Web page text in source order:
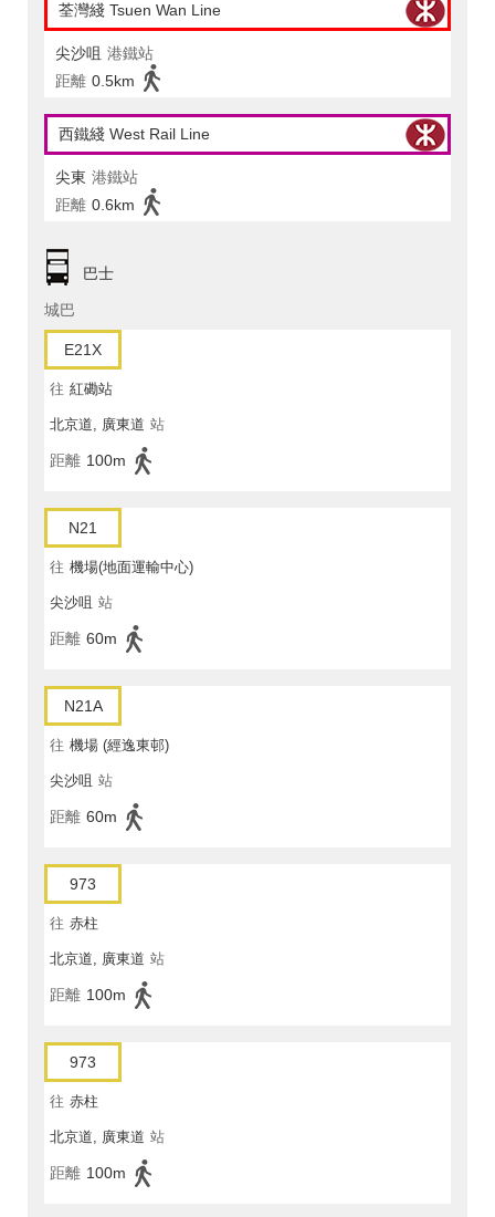
荃灣綫 Tsuen Wan Line
尖沙咀 港鐵站
距離 0.5km
西鐵綫 West Rail Line
尖東 港鐵站
距離 0.6km
巴士
城巴
E21X
往 紅磡站
北京道, 廣東道 站
距離 100m
N21
往 機場(地面運輸中心)
尖沙咀 站
距離 60m
N21A
往 機場 (經逸東邨)
尖沙咀 站
距離 60m
973
往 赤柱
北京道, 廣東道 站
距離 100m
973
往 赤柱
北京道, 廣東道 站
距離 100m